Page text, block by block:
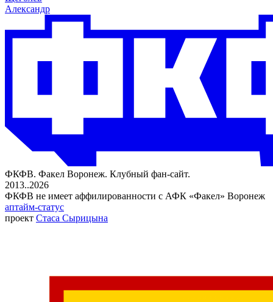
Александр
ФКФВ. Факел Воронеж. Клубный фан-сайт.
2013..2026
ФКФВ не имеет аффилированности с АФК «Факел» Воронеж
аптайм-статус
проект Стаса Сырицына